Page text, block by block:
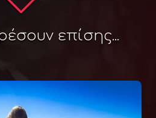
επίσης...